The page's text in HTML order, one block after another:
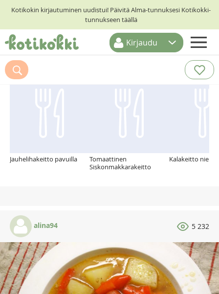
Kotikokin kirjautuminen uudistui! Päivitä Alma-tunnuksesi Kotikokki-
tunnukseen täällä
ETUSIVU
RESEPTIHAKU
Kirjaudu
Suosittelemme myös
Jauhelihakeitto pavuilla
Tomaattinen
Siskonmakkarakeitto
Kalakeitto
alina94 5 232